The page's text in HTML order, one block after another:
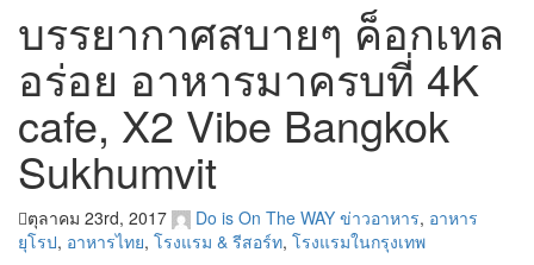
บรรยากาศสบายๆ ค็อกเทล
อร่อย อาหารมาครบที่ 4K
cafe, X2 Vibe Bangkok
Sukhumvit
ตุลาคม 23rd, 2017 Do is On The WAY ข่าวอาหาร, อาหาร
ยุโรป, อาหารไทย, โรงแรม & รีสอร์ท, โรงแรมในกรุงเทพ